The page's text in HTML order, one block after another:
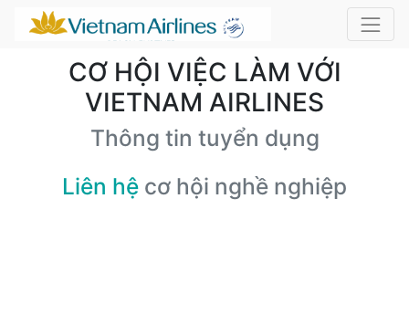
CƠ HỘI VIỆC LÀM VỚI
VIETNAM AIRLINES
Thông tin tuyển dụng
Liên hệ cơ hội nghề nghiệp